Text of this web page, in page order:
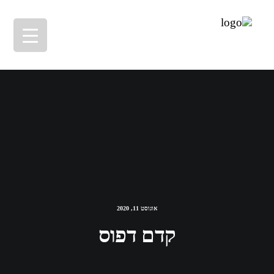
אוגוסט 11, 2020
קדם דפוס